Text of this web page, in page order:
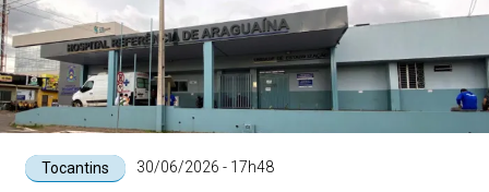
Tocantins 30/06/2026 - 17h48